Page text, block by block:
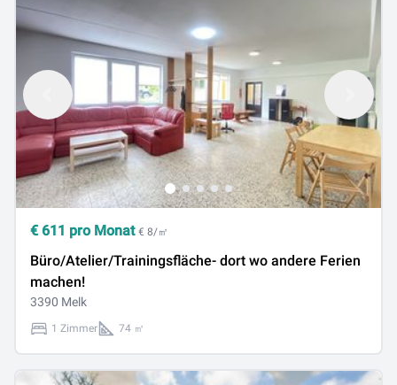
€ 611 pro Monat € 8/㎡
Büro/Atelier/Trainingsfläche- dort wo andere Ferien
machen!
3390 Melk
1 Zimmer 74 ㎡